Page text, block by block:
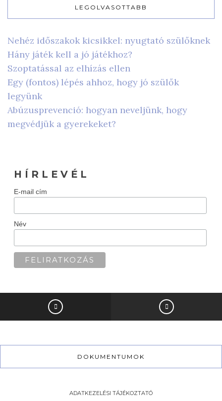
LEGOLVASOTTABB
Nehéz időszakok kicsikkel: nyugtató szülőknek
Hány játék kell a jó játékhoz?
Szoptatással az elhízás ellen
Egy (fontos) lépés ahhoz, hogy jó szülők
legyünk
Abúzusprevenció: hogyan neveljünk, hogy
megvédjük a gyerekeket?
H Í R L E V É L
E-mail cím
Név
DOKUMENTUMOK
ADATKEZELÉSI TÁJÉKOZTATÓ